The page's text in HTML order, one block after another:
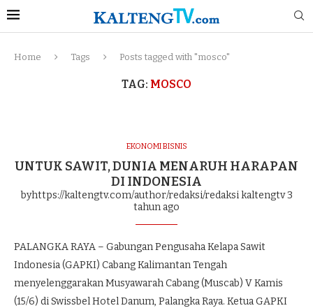
Home Tags Posts tagged with "mosco"
TAG: MOSCO
EKONOMI BISNIS
UNTUK SAWIT, DUNIA MENARUH HARAPAN
DI INDONESIA
byhttps://kaltengtv.com/author/redaksi/redaksi kaltengtv3
tahun ago
PALANGKA RAYA – Gabungan Pengusaha Kelapa Sawit
Indonesia (GAPKI) Cabang Kalimantan Tengah
menyelenggarakan Musyawarah Cabang (Muscab) V Kamis
(15/6) di Swissbel Hotel Danum, Palangka Raya. Ketua GAPKI